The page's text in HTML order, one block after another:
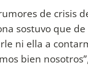
de crisis
sostuvo que
ni ella a
bien